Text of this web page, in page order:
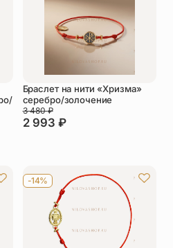
Цепи
Шнурки на
Браслет на нити «Хризма»
серебро/золочение
2 993 ₽
3 480₽
-14%